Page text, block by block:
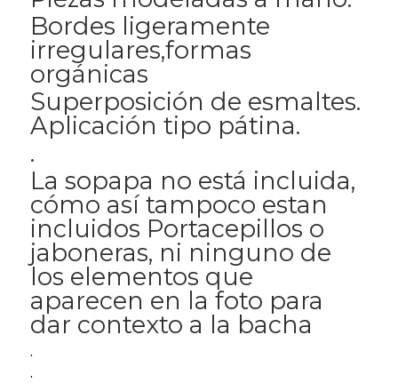
Bordes ligeramente
irregulares,formas
orgánicas
Superposición de esmaltes.
Aplicación tipo pátina.
.
La sopapa no está incluida,
cómo así tampoco estan
incluidos Portacepillos o
jaboneras, ni ninguno de
los elementos que
aparecen en la foto para
dar contexto a la bacha
.
.